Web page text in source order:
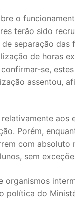
o
terão sido
separação das
de horas
se,
assentou,
aos
Porém,
com absoluto
sem
organismos
política do